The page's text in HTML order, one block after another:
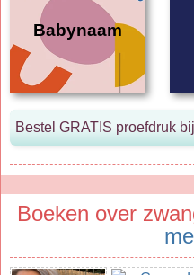
Babynaam
Boeken over